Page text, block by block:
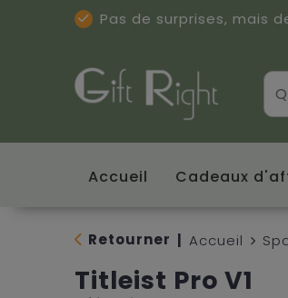
Pas de surprises, mais
Accueil Cadeaux
Retourner Accueil
Titleist Pro V1